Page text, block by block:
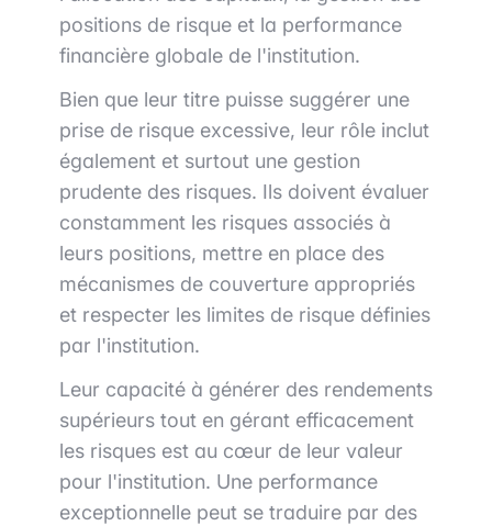
positions de risque et la performance
financière globale de l'institution.
Bien que leur titre puisse suggérer une
prise de risque excessive, leur rôle inclut
également et surtout une gestion
prudente des risques. Ils doivent évaluer
constamment les risques associés à
leurs positions, mettre en place des
mécanismes de couverture appropriés
et respecter les limites de risque définies
par l'institution.
Leur capacité à générer des rendements
supérieurs tout en gérant efficacement
les risques est au cœur de leur valeur
pour l'institution. Une performance
exceptionnelle peut se traduire par des